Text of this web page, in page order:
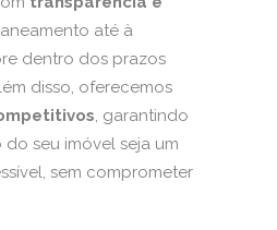
até à
dentro dos prazos
disso, oferecemos
, garantindo
seu imóvel seja um
sem comprometer